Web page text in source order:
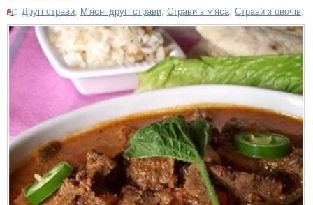
Другі страви М'ясні другі страви Страви з м'яса Страви з овочів